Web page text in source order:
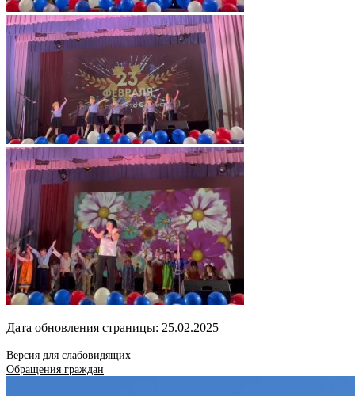
Дата обновления страницы: 25.02.2025
Версия для слабовидящих
Обращения граждан